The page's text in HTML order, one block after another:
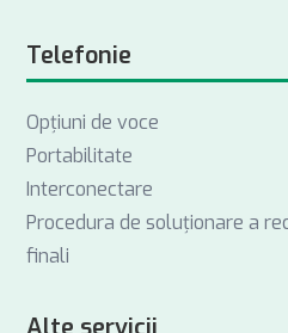
Telefonie
Opţiuni de voce
Portabilitate
Interconectare
Procedura de soluționare a
finali